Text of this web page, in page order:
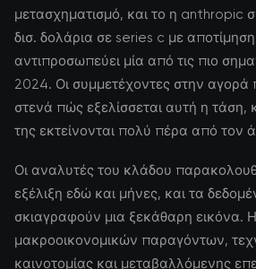
μετασχηματισμό, και το η anthropic
δισ. δολάρια σε series c με
αντιπροσωπεύει μία από τις πιο
2024. Οι συμμετέχοντες στην
στενά πώς εξελίσσεται αυτή η τάση,
της εκτείνονται πολύ πέρα από τον
Οι αναλυτές του κλάδου
εξέλιξη εδώ και μήνες, και τα
σκιαγραφούν μια ξεκάθαρη εικόνα.
μακροοικονομικών παραγόντων,
καινοτομίας και μεταβαλλόμενης